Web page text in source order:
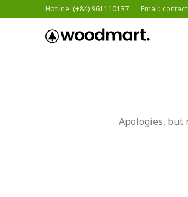
Hotline: (+84) 961110137 Email:
Apologies, but